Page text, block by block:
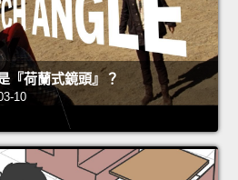
『荷蘭式鏡頭』？
10